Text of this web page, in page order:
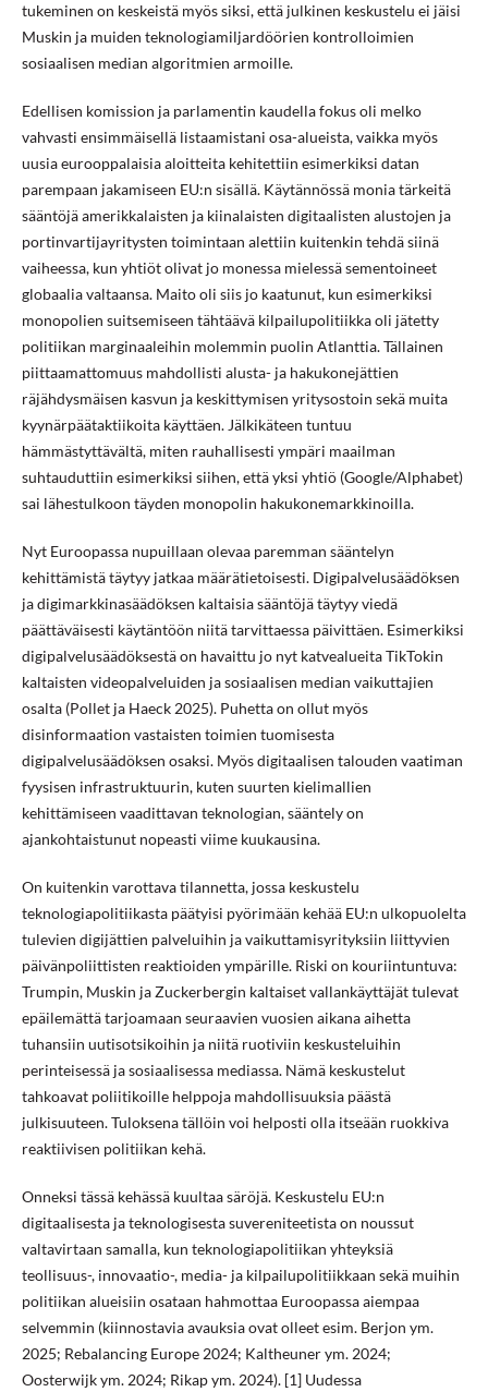
tukeminen on keskeistä myös siksi, että julkinen keskustelu ei jäisi
Muskin ja muiden teknologiamiljardöörien kontrolloimien
sosiaalisen median algoritmien armoille.
Edellisen komission ja parlamentin kaudella fokus oli melko
vahvasti ensimmäisellä listaamistani osa-alueista, vaikka myös
uusia eurooppalaisia aloitteita kehitettiin esimerkiksi datan
parempaan jakamiseen EU:n sisällä. Käytännössä monia tärkeitä
sääntöjä amerikkalaisten ja kiinalaisten digitaalisten alustojen ja
portinvartijayritysten toimintaan alettiin kuitenkin tehdä siinä
vaiheessa, kun yhtiöt olivat jo monessa mielessä sementoineet
globaalia valtaansa. Maito oli siis jo kaatunut, kun esimerkiksi
monopolien suitsemiseen tähtäävä kilpailupolitiikka oli jätetty
politiikan marginaaleihin molemmin puolin Atlanttia. Tällainen
piittaamattomuus mahdollisti alusta- ja hakukonejättien
räjähdysmäisen kasvun ja keskittymisen yritysostoin sekä muita
kyynärpäätaktiikoita käyttäen. Jälkikäteen tuntuu
hämmästyttävältä, miten rauhallisesti ympäri maailman
suhtauduttiin esimerkiksi siihen, että yksi yhtiö (Google/Alphabet)
sai lähestulkoon täyden monopolin hakukonemarkkinoilla.
Nyt Euroopassa nupuillaan olevaa paremman sääntelyn
kehittämistä täytyy jatkaa määrätietoisesti. Digipalvelusäädöksen
ja digimarkkinasäädöksen kaltaisia sääntöjä täytyy viedä
päättäväisesti käytäntöön niitä tarvittaessa päivittäen. Esimerkiksi
digipalvelusäädöksestä on havaittu jo nyt katvealueita TikTokin
kaltaisten videopalveluiden ja sosiaalisen median vaikuttajien
osalta (Pollet ja Haeck 2025). Puhetta on ollut myös
disinformaation vastaisten toimien tuomisesta
digipalvelusäädöksen osaksi. Myös digitaalisen talouden vaatiman
fyysisen infrastruktuurin, kuten suurten kielimallien
kehittämiseen vaadittavan teknologian, sääntely on
ajankohtaistunut nopeasti viime kuukausina.
On kuitenkin varottava tilannetta, jossa keskustelu
teknologiapolitiikasta päätyisi pyörimään kehää EU:n ulkopuolelta
tulevien digijättien palveluihin ja vaikuttamisyrityksiin liittyvien
päivänpoliittisten reaktioiden ympärille. Riski on kouriintuntuva:
Trumpin, Muskin ja Zuckerbergin kaltaiset vallankäyttäjät tulevat
epäilemättä tarjoamaan seuraavien vuosien aikana aihetta
tuhansiin uutisotsikoihin ja niitä ruotiviin keskusteluihin
perinteisessä ja sosiaalisessa mediassa. Nämä keskustelut
tahkoavat poliitikoille helppoja mahdollisuuksia päästä
julkisuuteen. Tuloksena tällöin voi helposti olla itseään ruokkiva
reaktiivisen politiikan kehä.
Onneksi tässä kehässä kuultaa säröjä. Keskustelu EU:n
digitaalisesta ja teknologisesta suvereniteetista on noussut
valtavirtaan samalla, kun teknologiapolitiikan yhteyksiä
teollisuus-, innovaatio-, media- ja kilpailupolitiikkaan sekä muihin
politiikan alueisiin osataan hahmottaa Euroopassa aiempaa
selvemmin (kiinnostavia avauksia ovat olleet esim. Berjon ym.
2025; Rebalancing Europe 2024; Kaltheuner ym. 2024;
Oosterwijk ym. 2024; Rikap ym. 2024). [1] Uudessa